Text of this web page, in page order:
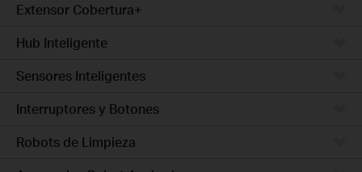
Extensor Cobertura+
Hub Inteligente
Sensores Inteligentes
Interruptores y Botones
Robots de Limpieza